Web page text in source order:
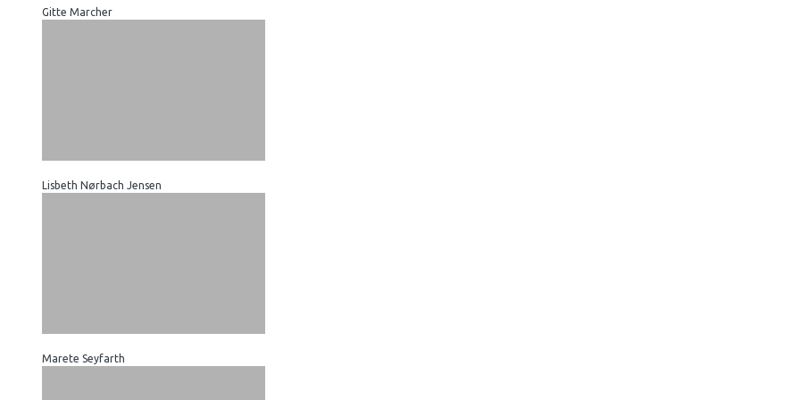
Gitte Marcher
Lisbeth Nørbach Jensen
Marete Seyfarth